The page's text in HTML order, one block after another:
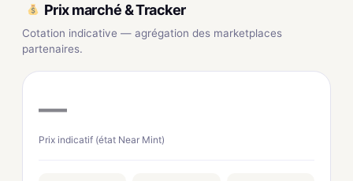
Prix marché & Tracker
Cotation indicative — agrégation des marketplaces
partenaires.
—
Prix indicatif (état Near Mint)